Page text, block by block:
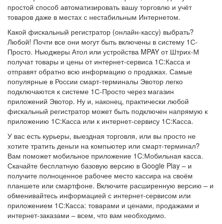
простой способ автоматизировать вашу торговлю и учёт
товаров даже в местах с нестабильным Интернетом.
Какой фискальный регистратор (онлайн-кассу) выбрать?
Любой! Почти все они могут быть включены в систему 1С-
Просто. Ньюджеры Атол или устройства MPAY от Штрих-М
получат товары и цены от интернет-сервиса 1С:Касса и
отправят обратно всю информацию о продажах. Самые
популярные в России смарт-терминалы Эвотор легко
подключаются к системе 1С-Просто через магазин
приложений Эвотор. Ну и, наконец, практически любой
фискальный регистратор может быть подключен напрямую к
приложению 1С:Касса или к интернет-сервису 1С:Касса.
У вас есть курьеры, выездная торговля, или вы просто не
хотите тратить деньги на компьютер или смарт-терминал?
Вам поможет мобильное приложение 1C:Мобильная касса.
Скачайте бесплатную базовую версию в Google Play – и
получите полноценное рабочее место кассира на своём
планшете или смартфоне. Включите расширенную версию – и
обменивайтесь информацией с интернет-сервисом или
приложением 1С:Касса: товарами и ценами, продажами и
интернет-заказами – всем, что вам необходимо.